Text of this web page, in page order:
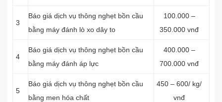
3
Báo giá dịch vụ thông nghẹt bồn cầu
bằng máy đánh lò xo dây to
100.000 –
350.000 vnđ
4
Báo giá dịch vụ thông nghẹt bồn cầu
bằng máy đánh áp lực
400.000 –
700.000 vnđ
5
Báo giá dịch vụ thông nghẹt bồn cầu
bằng men hóa chất
450 – 600/ kg/
vnđ